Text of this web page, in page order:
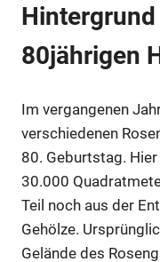
80jährigen
Im vergangenen
verschiedenen
80. Geburtstag.
30.000
Teil noch aus der
Gehölze.
Gelände des